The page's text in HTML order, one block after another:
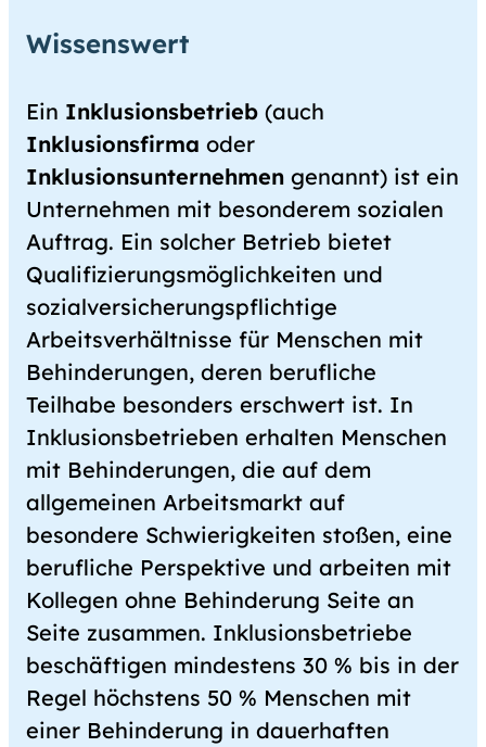
Wissenswert
Ein Inklusionsbetrieb (auch
Inklusionsfirma oder
Inklusionsunternehmen genannt) ist ein
Unternehmen mit besonderem sozialen
Auftrag. Ein solcher Betrieb bietet
Qualifizierungsmöglichkeiten und
sozialversicherungspflichtige
Arbeitsverhältnisse für Menschen mit
Behinderungen, deren berufliche
Teilhabe besonders erschwert ist. In
Inklusionsbetrieben erhalten Menschen
mit Behinderungen, die auf dem
allgemeinen Arbeitsmarkt auf
besondere Schwierigkeiten stoßen, eine
berufliche Perspektive und arbeiten mit
Kollegen ohne Behinderung Seite an
Seite zusammen. Inklusionsbetriebe
beschäftigen mindestens 30 % bis in der
Regel höchstens 50 % Menschen mit
einer Behinderung in dauerhaften